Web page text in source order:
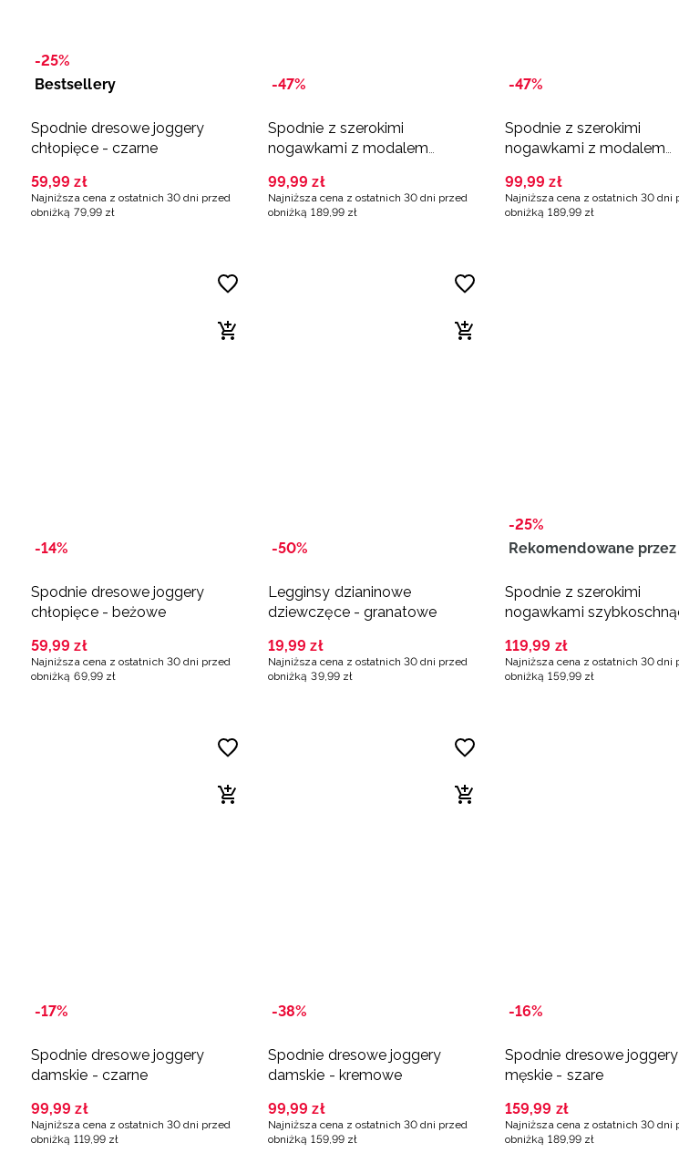
-25%
Bestsellery
Spodnie dresowe joggery
chłopięce - czarne
59,99 zł
Najniższa cena z ostatnich 30 dni przed
obniżką 79,99 zł
-47%
Spodnie z szerokimi
nogawkami z modalem
99,99 zł
Najniższa cena z ostatnich 30 dni przed
obniżką 189,99 zł
-47%
Spodnie z szerokimi
nogawkami z modalem
99,99 zł
Najniższa cena z ostatnich 30 dni
obniżką 189,99 zł
-14%
Spodnie dresowe joggery
chłopięce - beżowe
59,99 zł
Najniższa cena z ostatnich 30 dni przed
obniżką 69, 99 zł
-50%
Legginsy dzianinowe
dziewczęce - granatowe
19,99 zł
Najniższa cena z ostatnich 30 dni przed
obniżką 39, 99 zł
-25%
Rekomendowane przez
Spodnie z szerokimi
nogawkami
119,99 zł
Najniższa cena z ostatnich 30 dni
obniżką 159, 99 zł
-17%
Spodnie dresowe joggery
damskie - czarne
99,99 zł
Najniższa cena z ostatnich 30 dni przed
obniżką 119,99 zł
-38%
Spodnie dresowe joggery
damskie - kremowe
99,99 zł
Najniższa cena z ostatnich 30 dni przed
obniżką 159,99 zł
-16%
Spodnie dresowe joggery
męskie - szare
159,99 zł
Najniższa cena z ostatnich 30 dni
obniżką 189,99 zł